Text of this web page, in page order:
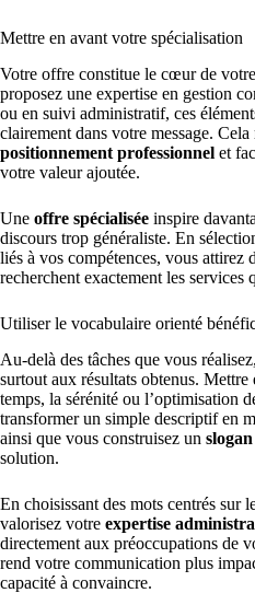
Mettre en avant votre spécialisation
Votre offre constitue le cœur de
proposez une expertise en gestion
ou en suivi administratif, ces
clairement dans votre message.
positionnement professionnel et
votre valeur ajoutée.
Une offre spécialisée inspire
discours trop généraliste. En
liés à vos compétences, vous attirez
recherchent exactement les services
Utiliser le vocabulaire orienté
Au-delà des tâches que vous
surtout aux résultats obtenus. Mettre
temps, la sérénité ou l’optimisation
transformer un simple descriptif en
ainsi que vous construisez un
solution.
En choisissant des mots centrés sur
valorisez votre expertise
directement aux préoccupations de
rend votre communication plus
capacité à convaincre.